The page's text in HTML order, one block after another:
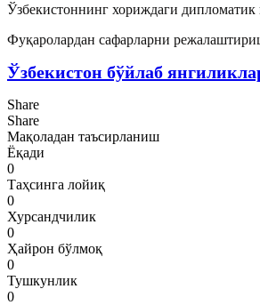
Ўзбекистоннинг хориждаги дипломатик
Фуқаролардан сафарларни
Ўзбекистон бўйлаб
Share
Share
Мақоладан таъсирланиш
Ёқади
0
Таҳсинга лойиқ
0
Хурсандчилик
0
Ҳайрон бўлмоқ
0
Тушкунлик
0